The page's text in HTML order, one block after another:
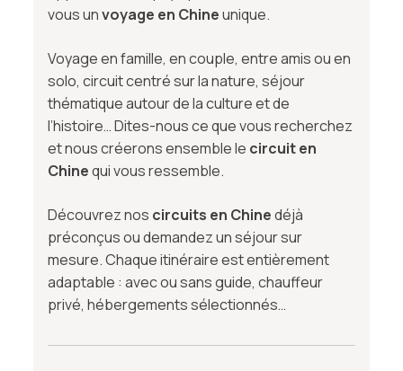
vous unvoyage en Chineunique.
Voyage en famille, en couple, entre amis ou en
solo, circuit centré sur la nature, séjour
thématique autour de la culture et de
l’histoire… Dites-nous ce que vous recherchez
et nous créerons ensemble le circuit en
Chinequi vous ressemble.
Découvrez nos circuits en Chinedéjà
préconçus ou demandez un séjour sur
mesure. Chaque itinéraire est entièrement
adaptable : avec ou sans guide, chauffeur
privé, hébergements sélectionnés…